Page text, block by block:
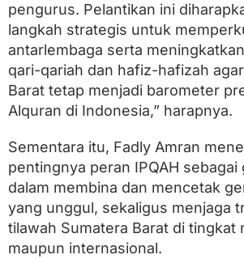
r
o
m
e
t
e
T
w
a
h
a
s
pengurus. Pelantikan ini
langkah strategis untuk
antarlembaga serta
qari-qariah dan hafiz-hafizah
Barat tetap menjadi barometer
Alquran di Indonesia,” harapnya.
Sementara itu, Fadly Amran
pentingnya peran IPQAH
dalam membina dan mencetak
yang unggul, sekaligus menjaga
tilawah Sumatera Barat di tingkat
maupun internasional.